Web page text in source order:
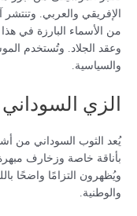
الإفريقي والعربي. وتنتشر
من الأسماء البارزة في
وعقد الجلاد. وتُستخدم
والسياسية.
الزي السوداني
يُعد الثوب السوداني من
بأناقة خاصة وزخارف
ويُظهرون التزامًا واضحًا
والوطنية.